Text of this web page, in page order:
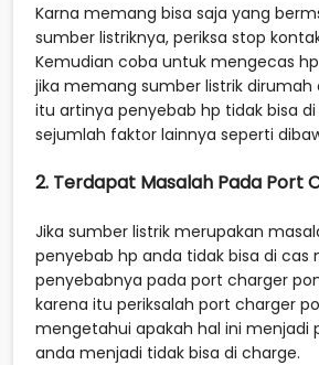
Karna memang bisa saja yang
sumber listriknya, periksa stop
Kemudian coba untuk mengecas
jika memang sumber listrik dirumah
itu artinya penyebab hp tidak bisa di
sejumlah faktor lainnya seperti
2. Terdapat Masalah Pada Port
Jika sumber listrik merupakan
penyebab hp anda tidak bisa di cas
penyebabnya pada port charger
karena itu periksalah port charger
mengetahui apakah hal ini menjadi
anda menjadi tidak bisa di charge.